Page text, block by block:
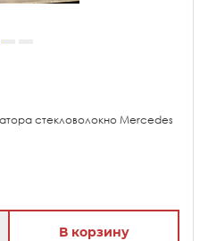
стекловолокно Mercedes
В корзину